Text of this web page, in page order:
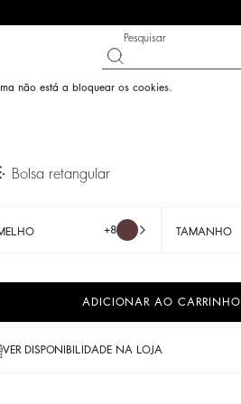
CHANCE COLEÇÃO PARTYWEAR
SAPATOS
THE BRIGHT SIDE
Pesquisar
não está a bloquear os cookies.
bolsa retangular
+8 TAMANHO
ADICIONAR AO CARRINHO
VER DISPONIBILIDADE NA LOJA